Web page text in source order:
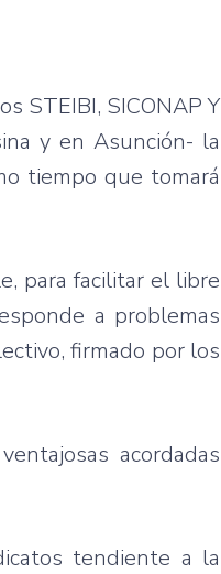
STEIBI, SICONAP Y
y en Asunción- la
tiempo que tomará
para facilitar el libre
a problemas
firmado por los
acordadas
tendiente a la